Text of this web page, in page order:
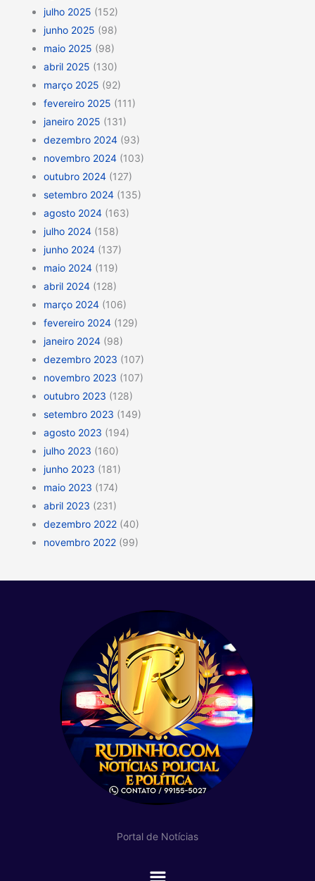
julho 2025 (152)
junho 2025 (98)
maio 2025 (98)
abril 2025 (130)
março 2025 (92)
fevereiro 2025 (111)
janeiro 2025 (131)
dezembro 2024 (93)
novembro 2024 (103)
outubro 2024 (127)
setembro 2024 (135)
agosto 2024 (163)
julho 2024 (158)
junho 2024 (137)
maio 2024 (119)
abril 2024 (128)
março 2024 (106)
fevereiro 2024 (129)
janeiro 2024 (98)
dezembro 2023 (107)
novembro 2023 (107)
outubro 2023 (128)
setembro 2023 (149)
agosto 2023 (194)
julho 2023 (160)
junho 2023 (181)
maio 2023 (174)
abril 2023 (231)
dezembro 2022 (40)
novembro 2022 (99)
Portal de Notícias